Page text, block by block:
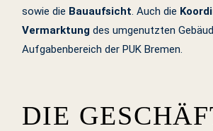
sowie die Bauaufsicht. Auch die
Vermarktung des umgenutzten
Aufgabenbereich der PUK Bremen.
DIE